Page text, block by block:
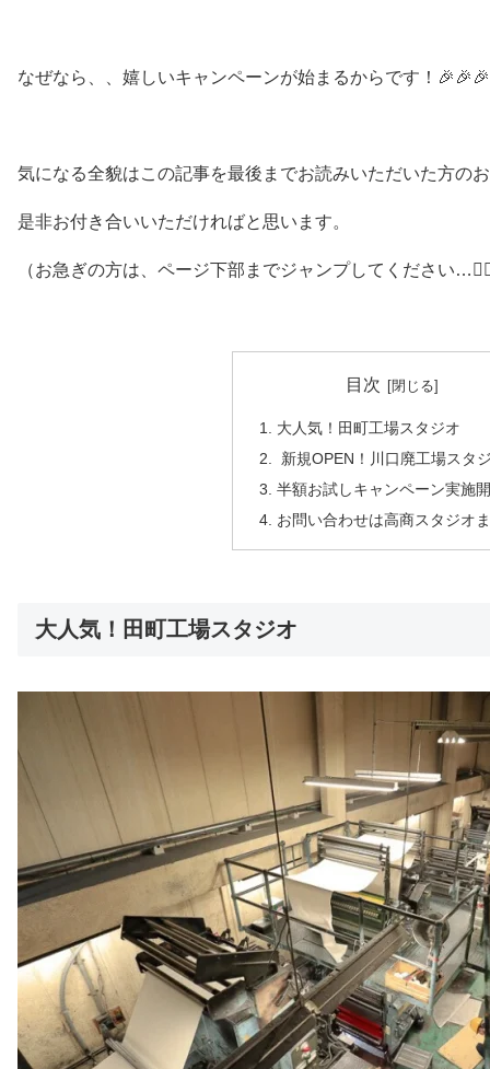
なぜなら、、嬉しいキャンペーンが始まるからです！🎉🎉🎉
気になる全貌はこの記事を最後までお読みいただいた方の
是非お付き合いいただければと思います。
（お急ぎの方は、ページ下部までジャンプしてください
目次
大人気！田町工場スタジオ
新規OPEN！川口廃工場スタ
半額お試しキャンペーン実施
お問い合わせは高商スタジオ
大人気！田町工場スタジオ